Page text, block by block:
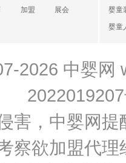
加盟 展会
婴童
婴童
2026 中婴网
害，中婴网
察欲加盟代理